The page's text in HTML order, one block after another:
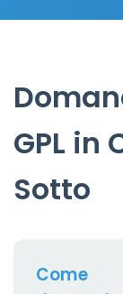
GPL in
Sotto
Come